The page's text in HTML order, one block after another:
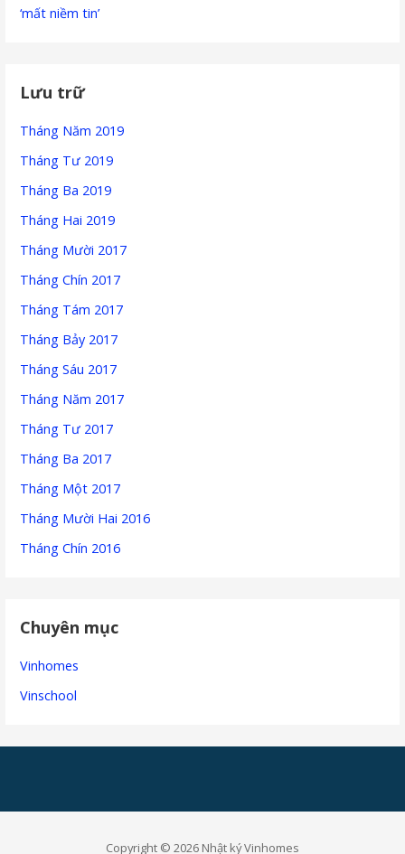
‘mất niềm tin’
Lưu trữ
Tháng Năm 2019
Tháng Tư 2019
Tháng Ba 2019
Tháng Hai 2019
Tháng Mười 2017
Tháng Chín 2017
Tháng Tám 2017
Tháng Bảy 2017
Tháng Sáu 2017
Tháng Năm 2017
Tháng Tư 2017
Tháng Ba 2017
Tháng Một 2017
Tháng Mười Hai 2016
Tháng Chín 2016
Chuyên mục
Vinhomes
Vinschool
Copyright © 2026 Nhật ký Vinhomes